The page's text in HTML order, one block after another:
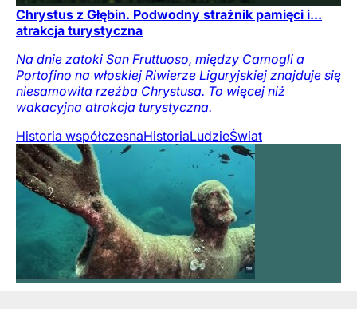
Chrystus z Głębin. Podwodny strażnik pamięci i...
atrakcja turystyczna
Na dnie zatoki San Fruttuoso, między Camogli a
Portofino na włoskiej Riwierze Liguryjskiej znajduje się
niesamowita rzeźba Chrystusa. To więcej niż
wakacyjna atrakcja turystyczna.
Historia współczesnaHistoriaLudzieŚwiat